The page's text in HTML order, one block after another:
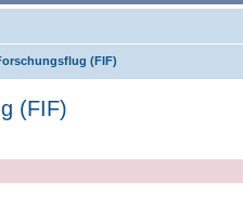
(FIF)
(FIF)